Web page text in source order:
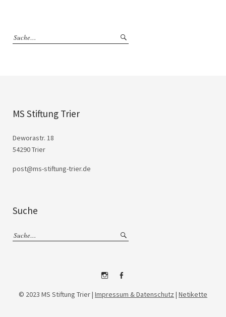
MS Stiftung Trier
Deworastr. 18
54290 Trier
post@ms-stiftung-trier.de
Suche
InstagramFacebook
© 2023 MS Stiftung Trier | Impressum & Datenschutz | Netikette